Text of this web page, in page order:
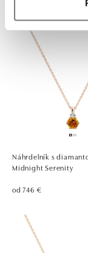
Náhrdelník s
Midnight Serenity
od 746 €